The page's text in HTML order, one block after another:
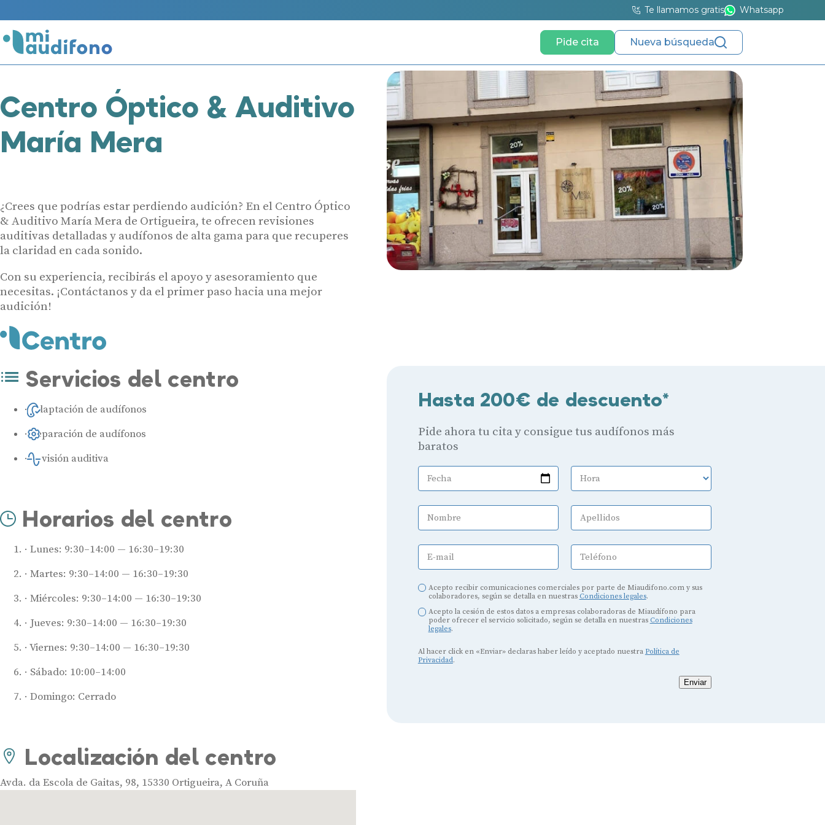
Te llamamos gratis Whatsapp
Pide cita Nueva búsqueda
Centro Óptico & Auditivo
María Mera
¿Crees que podrías estar perdiendo audición? En el Centro Óptico
& Auditivo María Mera de Ortigueira, te ofrecen revisiones
auditivas detalladas y audífonos de alta gama para que recuperes
la claridad en cada sonido.
Con su experiencia, recibirás el apoyo y asesoramiento que
necesitas. ¡Contáctanos y da el primer paso hacia una mejor
audición!
Hasta 200€ de descuento*
Pide ahora tu cita y consigue tus audífonos más
baratos
Fecha Hora
Nombre Apellidos
E-mail Teléfono
Acepto recibir comunicaciones comerciales por parte de Miaudifono.com y sus
colaboradores, según se detalla en nuestras Condiciones legales.
Acepto la cesión de estos datos a empresas colaboradoras de Miaudífono para
poder ofrecer el servicio solicitado, según se detalla en nuestras Condiciones
legales.
Al hacer click en «Enviar» declaras haber leído y aceptado nuestra Política de
Privacidad.
Enviar
Servicios del centro
Adaptación de audífonos
Reparación de audífonos
Revisión auditiva
Horarios del centro
Lunes: 9:30–14:00 — 16:30–19:30
Martes: 9:30–14:00 — 16:30–19:30
Miércoles: 9:30–14:00 — 16:30–19:30
Jueves: 9:30–14:00 — 16:30–19:30
Viernes: 9:30–14:00 — 16:30–19:30
Sábado: 10:00–14:00
Domingo: Cerrado
Localización del centro
Avda. da Escola de Gaitas, 98, 15330 Ortigueira, A Coruña
Audífonos
Mejores marcas de audífonos
Tipos de audífonos para la sordera
Audífonos baratos
Audífonos invisibles